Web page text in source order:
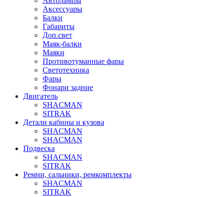
Аксессуары
Балки
Габариты
Доп.свет
Маяк-балки
Маяки
Противотуманные фары
Светотехника
Фары
Фонари задние
Двигатель
SHACMAN
SITRAK
Детали кабины и кузова
SHACMAN
SHACMAN
Подвеска
SHACMAN
SITRAK
Ремни, сальники, ремкомплекты
SHACMAN
SITRAK